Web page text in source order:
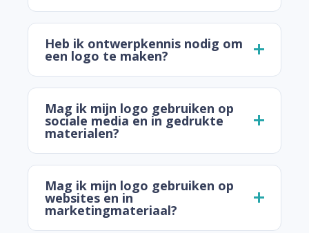
Heb ik ontwerpkennis nodig om
een logo te maken?
Mag ik mijn logo gebruiken op
sociale media en in gedrukte
materialen?
Mag ik mijn logo gebruiken op
websites en in
marketingmateriaal?